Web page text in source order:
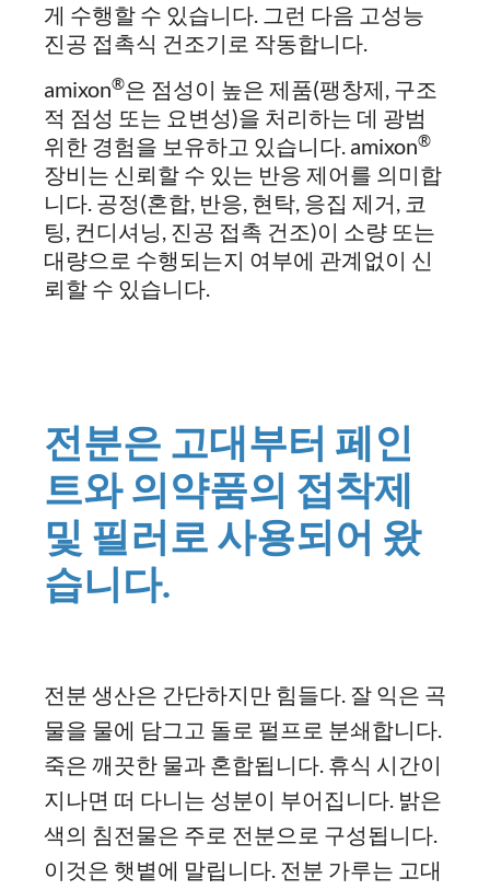
게 수행할 수 있습니다. 그런 다음 고성능
진공 접촉식 건조기로 작동합니다.
amixon®은 점성이 높은 제품(팽창제, 구조
적 점성 또는 요변성)을 처리하는 데 광범
위한 경험을 보유하고 있습니다. amixon®
장비는 신뢰할 수 있는 반응 제어를 의미합
니다. 공정(혼합, 반응, 현탁, 응집 제거, 코
팅, 컨디셔닝, 진공 접촉 건조)이 소량 또는
대량으로 수행되는지 여부에 관계없이 신
뢰할 수 있습니다.
전분은 고대부터 페인
트와 의약품의 접착제
및 필러로 사용되어 왔
습니다.
전분 생산은 간단하지만 힘들다. 잘 익은 곡
물을 물에 담그고 돌로 펄프로 분쇄합니다.
죽은 깨끗한 물과 혼합됩니다. 휴식 시간이
지나면 떠 다니는 성분이 부어집니다. 밝은
색의 침전물은 주로 전분으로 구성됩니다.
이것은 햇볕에 말립니다. 전분 가루는 고대